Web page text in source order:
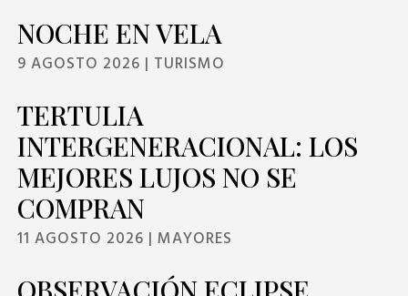
NOCHE EN VELA
9 AGOSTO 2026 | TURISMO
TERTULIA
INTERGENERACIONAL: LOS
MEJORES LUJOS NO SE
COMPRAN
11 AGOSTO 2026 |MAYORES